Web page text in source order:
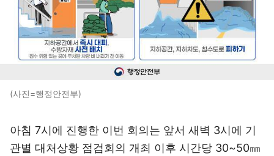
(사진=행정안전부)
아침 7시에 진행한 이번 회의는 앞서 새벽 3시에 기
관별 대처상황 점검회의 개최 이후 시간당 30~50㎜